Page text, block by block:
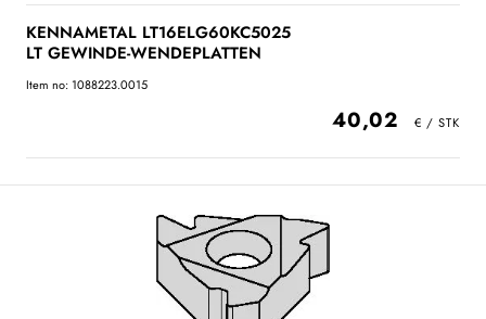
KENNAMETAL LT16ELG60KC5025
LT GEWINDE-WENDEPLATTEN
Item no: 1088223.0015
40,02